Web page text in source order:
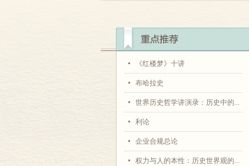
《红楼梦》十讲
布哈拉史
世界历史哲学讲演录：历史中的...
利论
企业合规总论
权力与人的本性：历史世界观的...